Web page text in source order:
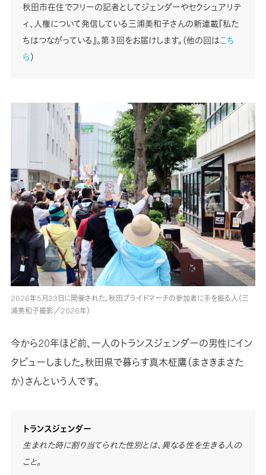
秋田市在住でフリーの記者としてジェンダーやセクシュアリテ
ィ、人権について発信している三浦美和子さんの新連載『私た
ちはつながっている』。第３回をお届けします。（他の回はこち
ら）
2026年5月23日に開催された、秋田プライドマーチの参加者に手を振る人（三
浦美和子撮影／2026年）
今から20年ほど前、一人のトランスジェンダーの男性にイン
タビューしました。秋田県で暮らす真木柾鷹（まさきまさた
か）さんという人です。
トランスジェンダー
生まれた時に割り当てられた性別とは、異なる性を生きる人の
こと。